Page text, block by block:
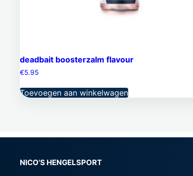
deadbait boosterzalm flavour
€5.95
Toevoegen aan winkelwagen
NICO'S HENGELSPORT